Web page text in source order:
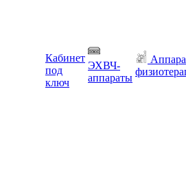
Кабинет
под
ключ
ЭХВЧ-
аппараты